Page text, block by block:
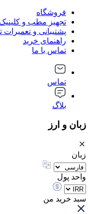
فروشگاه
تجهیز مطب و
پشتیبانی و
راهنمای خرید
تماس با ما
تماس
بلاگ
زبان و ارز
زبان
واحد پول
سبد خرید من